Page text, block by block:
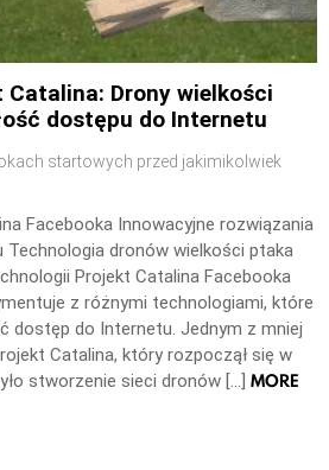
Catalina: Drony wielkości
dostępu do Internetu
startowych przed jakimikolwiek
Facebooka Innowacyjne rozwiązania
dronów wielkości ptaka
Projekt Catalina Facebooka
z różnymi technologiami, które
dostęp do Internetu. Jednym z mniej
Catalina, który rozpoczął się w
stworzenie sieci dronów […] MORE